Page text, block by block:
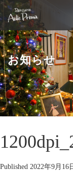
お知らせ
Published 2022年9月16